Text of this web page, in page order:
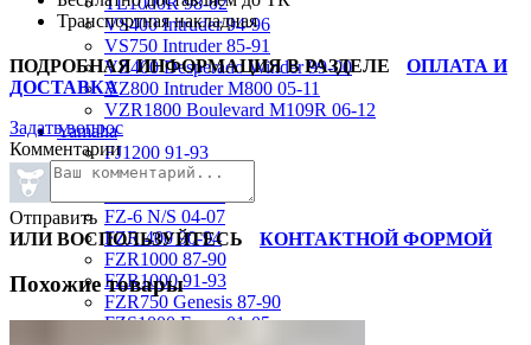
VS400 Intruder 94-96
VS750 Intruder 85-91
VZ400 Desperado Winder 99-00
VZ800 Intruder M800 05-11
VZR1800 Boulevard M109R 06-12
Yamaha
FJ1200 91-93
FJR1300 06-12
FZ-6 N/S 04-07
FZR 400 90-94
FZR1000 87-90
FZR1000 91-93
FZR750 Genesis 87-90
FZS1000 Fazer 01-05
Транспортная накладная
ПОДРОБНАЯ ИНФОРМАЦИЯ В РАЗДЕЛЕ
ОПЛАТА И
ДОСТАВКА
Задать вопрос
Комментарии
Отправить
ИЛИ ВОСПОЛЬЗУЙТЕСЬ
КОНТАКТНОЙ ФОРМОЙ
Похожие товары